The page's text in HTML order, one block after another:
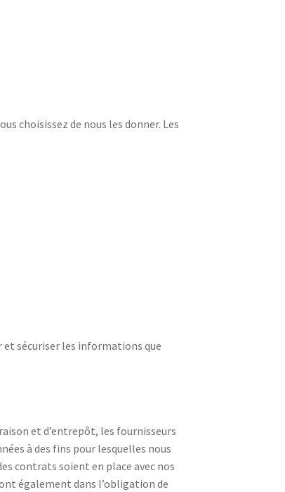
choisissez de nous les donner. Les
et sécuriser les informations que
et d’entrepôt, les fournisseurs
à des fins pour lesquelles nous
contrats soient en place avec nos
également dans l’obligation de